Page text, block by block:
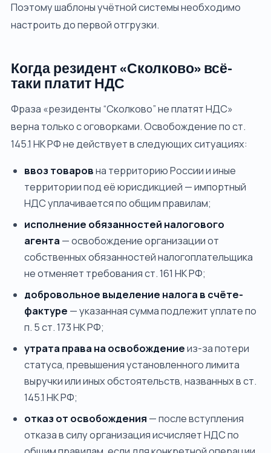
Поэтому шаблоны учётной системы необходимо
настроить до первой отгрузки.
Когда резидент «Сколково» всё-
таки платит НДС
Фраза «резиденты “Сколково” не платят НДС»
верна только с оговорками. Освобождение по ст.
145.1 НК РФ не действует в следующих ситуациях:
ввоз товаровна территорию России и иные
территории под её юрисдикцией — импортный
НДС уплачивается по общим правилам;
исполнение обязанностей налогового
агента — освобождение организации от
собственных обязанностей налогоплательщика
не отменяет требования ст. 161 НК РФ;
добровольное выделение налога в счёте-
фактуре — указанная сумма подлежит уплате по
п. 5 ст. 173 НК РФ;
утрата права на освобождениеиз-за потери
статуса, превышения установленного лимита
выручки или иных обстоятельств, названных в ст.
145.1 НК РФ;
отказ от освобождения — после вступления
отказа в силу организация исчисляет НДС по